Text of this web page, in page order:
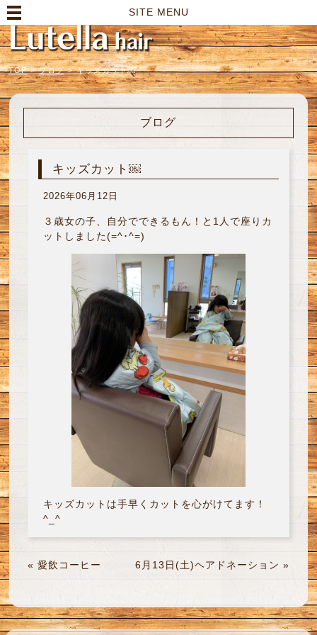
SITE MENU
TOP > ブログ > キッズカット￼
ブログ
キッズカット￼
2026年06月12日
３歳女の子、自分でできるもん！と1人で座りカ
ットしました(=^･^=)
キッズカットは手早くカットを心がけてます！
^_^
« 愛飲コーヒー 6月13日(土)ヘアドネーション »